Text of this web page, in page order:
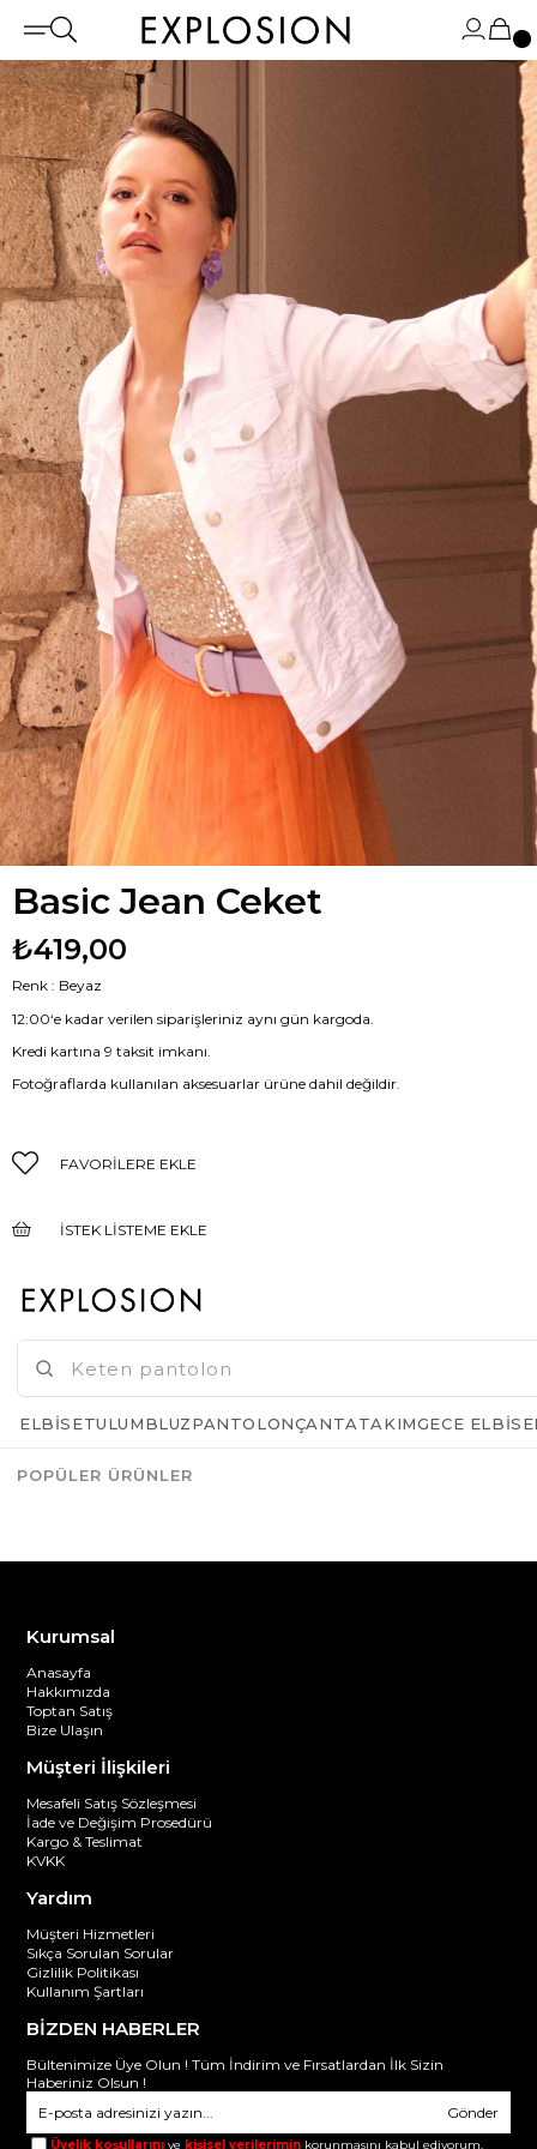
Basic Jean Ceket
₺419,00
Renk : Beyaz
12:00‘e kadar verilen siparişleriniz aynı gün kargoda.
Kredi kartına 9 taksit imkanı.
Fotoğraflarda kullanılan aksesuarlar ürüne dahil değildir.
FAVORILERE EKLE
İSTEK LISTEME EKLE
Kurumsal
Anasayfa
Hakkımızda
Toptan Satış
Bize Ulaşın
Müşteri İlişkileri
Mesafeli Satış Sözleşmesi
İade ve Değişim Prosedürü
Kargo & Teslimat
KVKK
Yardım
Müşteri Hizmetleri
Sıkça Sorulan Sorular
Gizlilik Politikası
Kullanım Şartları
BİZDEN HABERLER
Bültenimize Üye Olun ! Tüm İndirim ve Fırsatlardan İlk Sizin
Haberiniz Olsun !
Gönder
Üyelik koşullarını ve kişisel verilerimin korunmasını kabul ediyorum.
ELBISETULUMBLUZPANTOLONÇANTATAKIMGECE
POPÜLER ÜRÜNLER